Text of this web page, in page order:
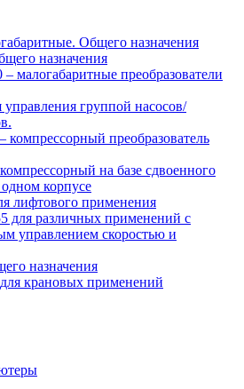
Общего назначения
назначения
малогабаритные преобразователи
управления группой насосов/
компрессорный преобразователь
на базе сдвоенного
корпусе
лифтового применения
для различных применений с
управлением скоростью и
назначения
крановых применений